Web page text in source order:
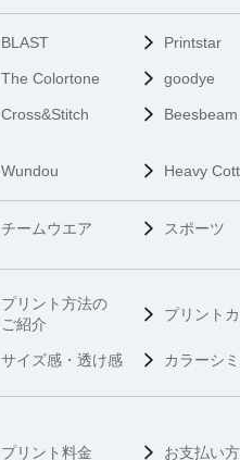
BLAST Printstar
The Colortone goodye
Cross&Stitch Beesbeam
Wundou Heavy
チームウエア スポーツ
プリント方法の
ご紹介
プリント
サイズ感・透け感 カラーシ
プリント料金
お支払い